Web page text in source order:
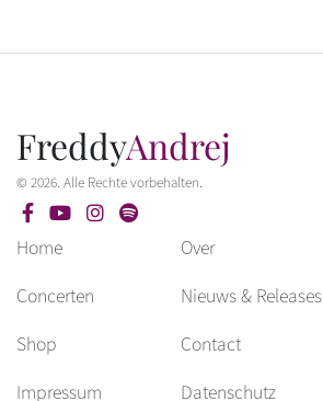
FreddyAndrej
© 2026. Alle Rechte vorbehalten.
Home
Over
Concerten
Nieuws & Releases
Shop
Contact
Impressum
Datenschutz